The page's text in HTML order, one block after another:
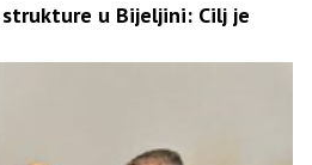
u Bijeljini: Cilj je